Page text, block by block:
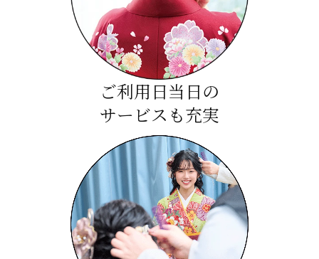
ご利用日当日の
サービスも充実